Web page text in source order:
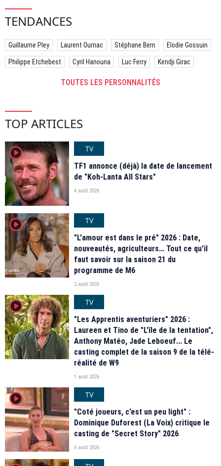
TENDANCES
Guillaume Pley Laurent Ournac Stéphane Bern Elodie Gossuin
Philippe Etchebest Cyril Hanouna Luc Ferry Kendji Girac
TOUTES LES PERSONNALITÉS
TOP ARTICLES
player2
TV
TF1 annonce (déjà) la date de lancement
de "Koh-Lanta All Stars"
4 août 2026
player2
TV
"L'amour est dans le pré" 2026 : Date,
nouveautés, agriculteurs… Tout ce qu'il
faut savoir sur la saison 21 du
programme de M6
2 août 2026
player2
TV
"Les Apprentis aventuriers" 2026 :
Laureen et Tino de "L'île de la tentation",
Anthony Matéo, Jade Leboeuf... Le
casting complet de la saison 9 de la télé-
réalité de W9
1 août 2026
player2
TV
"Coté joueurs, c’est un peu light" :
Dominique Duforest (La Voix) critique le
casting de "Secret Story" 2026
6 août 2026